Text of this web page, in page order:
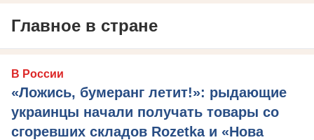
Главное в стране
В России
«Ложись, бумеранг летит!»: рыдающие
украинцы начали получать товары со
сгоревших складов Rozetka и «Нова